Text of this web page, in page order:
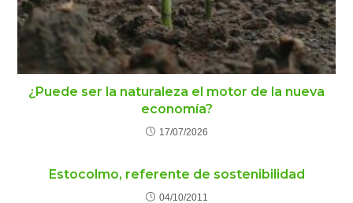
¿Puede ser la naturaleza el motor de la nueva
economía?
17/07/2026
Estocolmo, referente de sostenibilidad
04/10/2011